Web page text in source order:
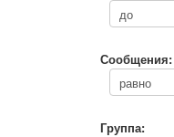
Сообщения:
Группа: